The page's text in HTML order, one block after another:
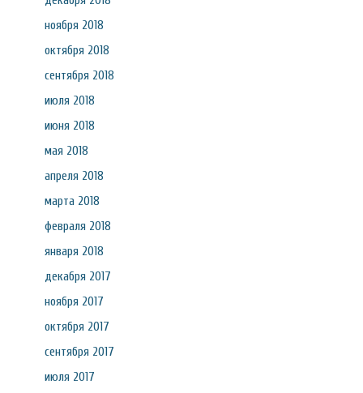
ноября 2018
октября 2018
сентября 2018
июля 2018
июня 2018
мая 2018
апреля 2018
марта 2018
февраля 2018
января 2018
декабря 2017
ноября 2017
октября 2017
сентября 2017
июля 2017